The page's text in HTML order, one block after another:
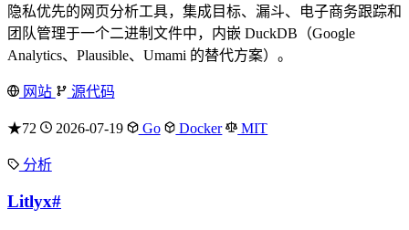
隐私优先的网页分析工具，集成目标、漏斗、电子商务跟踪和
团队管理于一个二进制文件中，内嵌 DuckDB（Google
Analytics、Plausible、Umami 的替代方案）。
网站 源代码
★72 2026-07-19 Go Docker MIT
分析
Litlyx#